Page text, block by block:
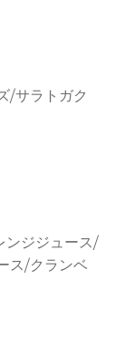
/サラトガク
ンジジュース/
ス/クランベ